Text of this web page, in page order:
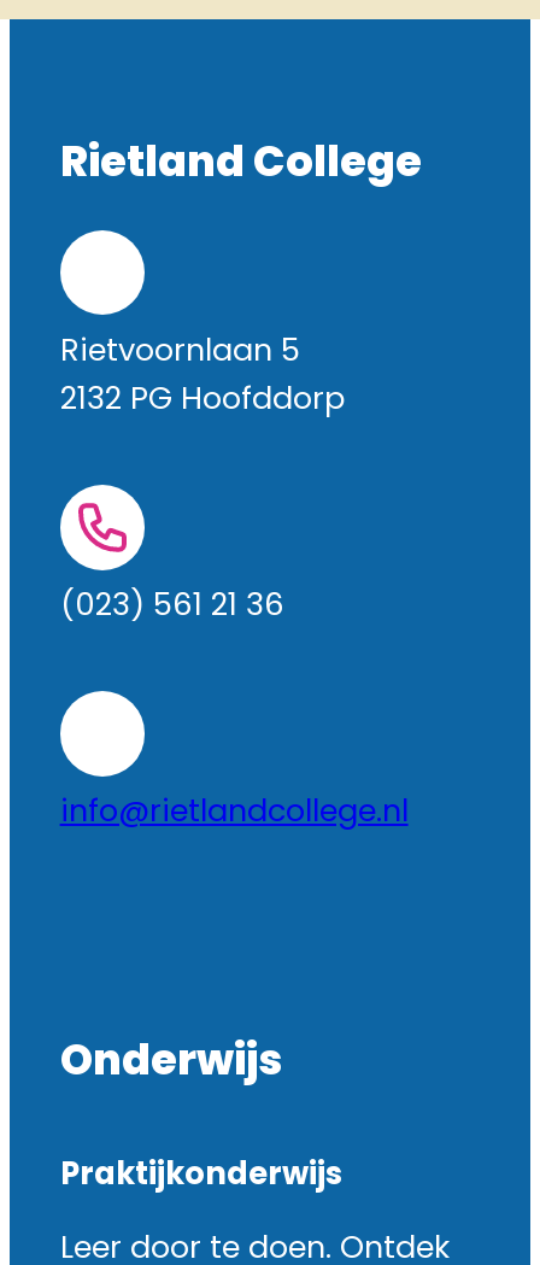
Rietland College
Rietvoornlaan 5
2132 PG Hoofddorp
(023) 561 21 36
info@rietlandcollege.nl
Onderwijs
Praktijkonderwijs
Leer door te doen. Ontdek